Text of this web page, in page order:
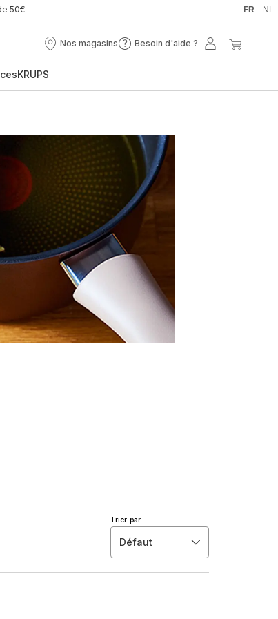
50€ FR NL
Nos magasins
Nos
Besoin d'aide ?
Besoin
Mon
KRUPS
Trier par
Défaut